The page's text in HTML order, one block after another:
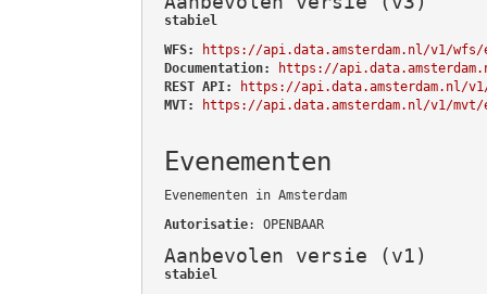
stabiel
WFS:
https://api.data.amsterdam.nl/v1/wfs/
Documentation:
https://
REST API:
https://api.data.amsterdam.nl/
MVT:
https://api.data.amsterdam.nl/v1/mvt/
Evenementen
Evenementen in Amsterdam
Autorisatie: OPENBAAR
Aanbevolen versie (v1)
stabiel